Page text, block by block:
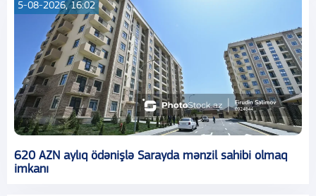
5-08-2026, 16:02
620 AZN aylıq ödənişlə Sarayda mənzil sahibi olmaq
imkanı